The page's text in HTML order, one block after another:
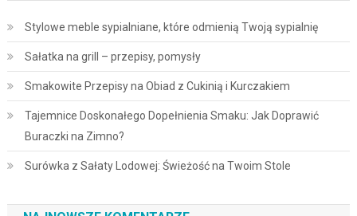
Stylowe meble sypialniane, które odmienią Twoją sypialnię
Sałatka na grill – przepisy, pomysły
Smakowite Przepisy na Obiad z Cukinią i Kurczakiem
Tajemnice Doskonałego Dopełnienia Smaku: Jak Doprawić
Buraczki na Zimno?
Surówka z Sałaty Lodowej: Świeżość na Twoim Stole